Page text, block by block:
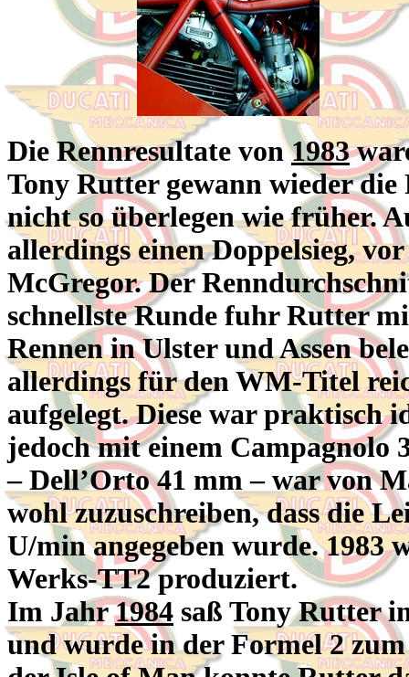
Die Rennresultate von1983
Tony Rutter gewann wieder
nicht so überlegen wie früher.
allerdings einen Doppelsieg,
McGregor. Der
schnellste Runde fuhr Rutter
Rennen in Ulster und Assen
allerdings für den WM-Titel
aufgelegt. Diese war praktisch
jedoch mit einem Campagnolo
– Dell’Orto 41 mm – war von
wohl zuzuschreiben, dass die
U/min angegeben wurde. 1983
Werks-TT2 produziert.
Im Jahr1984 saß Tony Rutter
und wurde in der Formel 2